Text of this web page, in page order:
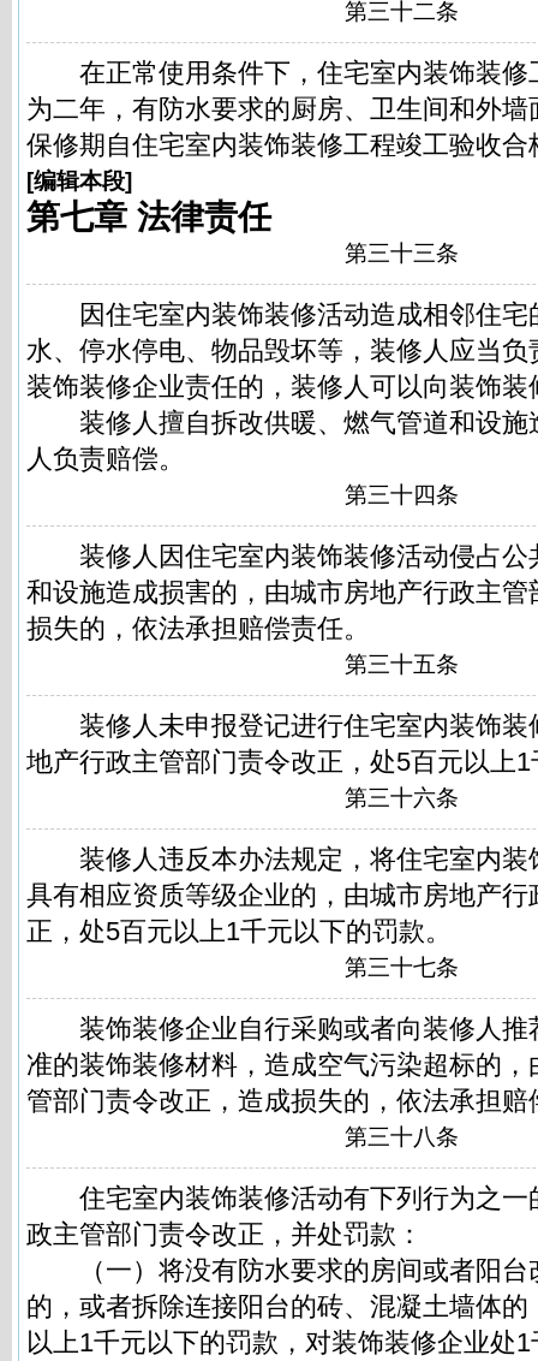
第三十二条
在正常使用条件下，住宅室内装饰装修
为二年，有防水要求的厨房、卫生间和外
保修期自住宅室内装饰装修工程竣工验收合
[编辑本段]
第七章 法律责任
第三十三条
因住宅室内装饰装修活动造成相邻住宅
水、停水停电、物品毁坏等，装修人应当
装饰装修企业责任的，装修人可以向装饰装
装修人擅自拆改供暖、燃气管道和设施
人负责赔偿。
第三十四条
装修人因住宅室内装饰装修活动侵占公
和设施造成损害的，由城市房地产行政主
损失的，依法承担赔偿责任。
第三十五条
装修人未申报登记进行住宅室内装饰装
地产行政主管部门责令改正，处5百元以上
第三十六条
装修人违反本办法规定，将住宅室内装
具有相应资质等级企业的，由城市房地产
正，处5百元以上1千元以下的罚款。
第三十七条
装饰装修企业自行采购或者向装修人推
准的装饰装修材料，造成空气污染超标的
管部门责令改正，造成损失的，依法承担赔
第三十八条
住宅室内装饰装修活动有下列行为之一
政主管部门责令改正，并处罚款：
（一）将没有防水要求的房间或者阳台
的，或者拆除连接阳台的砖、混凝土墙体
以上1千元以下的罚款，对装饰装修企业处